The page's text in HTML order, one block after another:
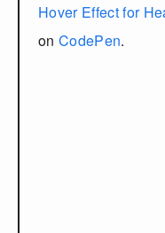
Hover Effect for
onCodePen.